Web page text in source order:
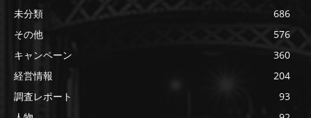
未分類
686
その他
576
キャンペーン
360
経営情報
204
調査レポート
93